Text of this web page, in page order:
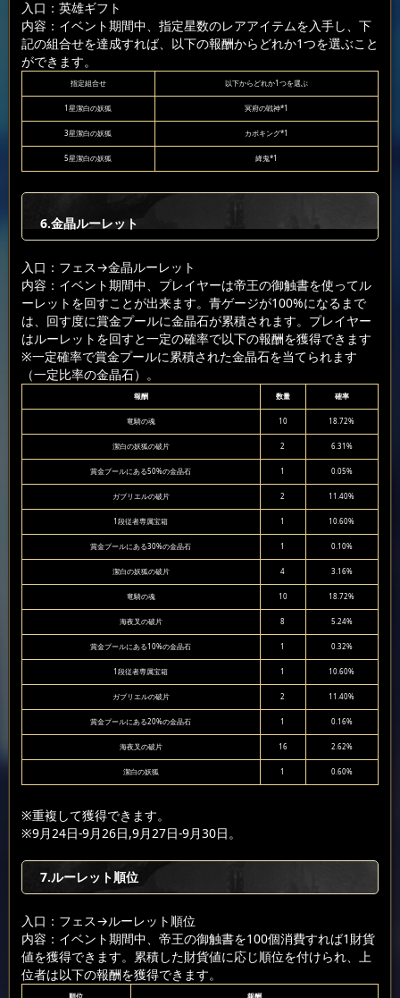
入口：英雄ギフト
内容：イベント期間中、指定星数のレアアイテムを入手し、下
記の組合せを達成すれば、以下の報酬からどれか1つを選ぶこと
ができます。
指定組合せ 以下からどれか1つを選ぶ
1星潔白の妖狐 冥府の戦神*1
3星潔白の妖狐 カボキング*1
5星潔白の妖狐 絳鬼*1
6.金晶ルーレット
入口：フェス→金晶ルーレット
内容：イベント期間中、プレイヤーは帝王の御触書を使ってル
ーレットを回すことが出来ます。青ゲージが100%になるまで
は、回す度に賞金プールに金晶石が累積されます。プレイヤー
はルーレットを回すと一定の確率で以下の報酬を獲得できます
※一定確率で賞金プールに累積された金晶石を当てられます
（一定比率の金晶石）。
報酬 数量 確率
竜騎の魂 10 18.72%
潔白の妖狐の破片 2 6.31%
賞金プールにある50%の金晶石 1 0.05%
ガブリエルの破片 2 11.40%
1段従者専属宝箱 1 10.60%
賞金プールにある30%の金晶石 1 0.10%
潔白の妖狐の破片 4 3.16%
竜騎の魂 10 18.72%
海夜叉の破片 8 5.24%
賞金プールにある10%の金晶石 1 0.32%
1段従者専属宝箱 1 10.60%
ガブリエルの破片 2 11.40%
賞金プールにある20%の金晶石 1 0.16%
海夜叉の破片 16 2.62%
潔白の妖狐 1 0.60%
※重複して獲得できます。
※9月24日-9月26日,9月27日-9月30日。
7.ルーレット順位
入口：フェス→ルーレット順位
内容：イベント期間中、帝王の御触書を100個消費すれば1財貨
値を獲得できます。累積した財貨値に応じ順位を付けられ、上
位者は以下の報酬を獲得できます。